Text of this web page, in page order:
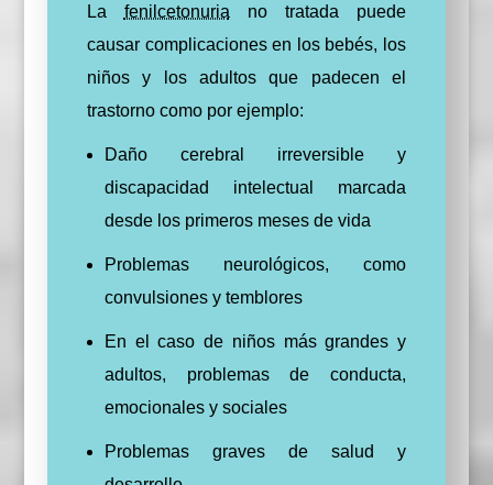
La fenilcetonuria no tratada puede
causar complicaciones en los bebés, los
niños y los adultos que padecen el
trastorno como por ejemplo:
Daño cerebral irreversible y
discapacidad intelectual marcada
desde los primeros meses de vida
Problemas neurológicos, como
convulsiones y temblores
En el caso de niños más grandes y
adultos, problemas de conducta,
emocionales y sociales
Problemas graves de salud y